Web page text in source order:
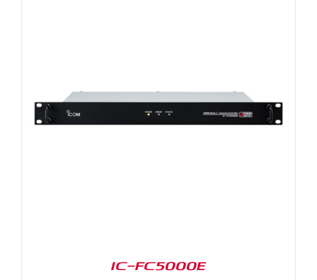
IC-FC5000E